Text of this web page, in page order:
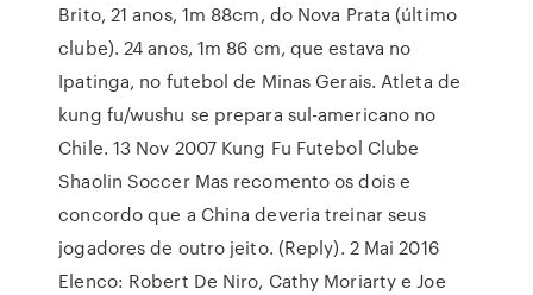
Brito, 21 anos, 1m 88cm, do Nova Prata (último
clube). 24 anos, 1m 86 cm, que estava no
Ipatinga, no futebol de Minas Gerais. Atleta de
kung fu/wushu se prepara sul-americano no
Chile. 13 Nov 2007 Kung Fu Futebol Clube
Shaolin Soccer Mas recomento os dois e
concordo que a China deveria treinar seus
jogadores de outro jeito. (Reply). 2 Mai 2016
Elenco: Robert De Niro, Cathy Moriarty e Joe